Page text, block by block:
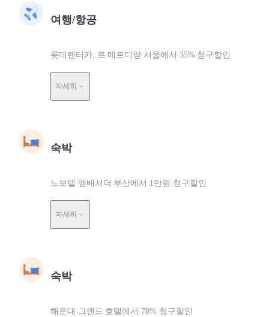
여행/항공
롯데렌터카, 르 메르디앙 서울에서 35% 청구할인
자세히
숙박
노보텔 앰배서더 부산에서 1만원 청구할인
자세히
숙박
해운대 그랜드 호텔에서 70% 청구할인